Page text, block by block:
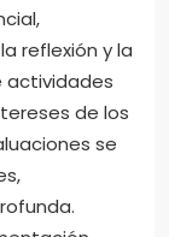
reflexión y la
actividades
de los
se